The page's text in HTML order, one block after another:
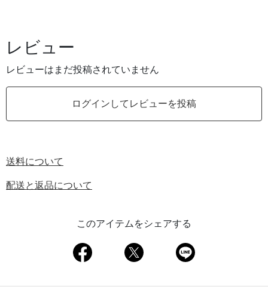
レビュー
レビューはまだ投稿されていません
ログインしてレビューを投稿
送料について
配送と返品について
このアイテムをシェアする